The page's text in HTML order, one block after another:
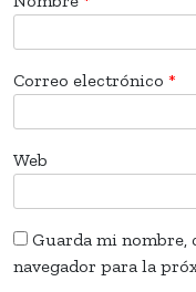
Correo electrónico *
Web
Guarda mi nombre,
navegador para la